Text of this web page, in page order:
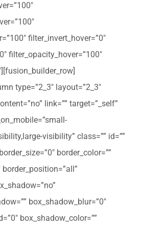
filter_invert_hover=”0″
filter_opacity_hover=”100″
type=”2_3″ layout=”2_3″
link=”” target=”_self”
visibility” class=”” id=””
border_color=””
border_position=”all”
box_shadow_blur=”0″
box_shadow_color=””